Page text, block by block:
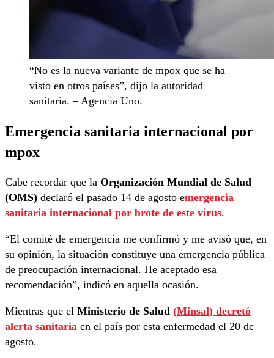
“No es la nueva variante de mpox que se ha
visto en otros países”, dijo la autoridad
sanitaria. – Agencia Uno.
Emergencia sanitaria internacional por
mpox
Cabe recordar que la Organización Mundial de Salud
(OMS) declaró el pasado 14 de agosto emergencia
sanitaria internacional por brote de este virus.
“El comité de emergencia me confirmó y me avisó que, en
su opinión, la situación constituye una emergencia pública
de preocupación internacional. He aceptado esa
recomendación”, indicó en aquella ocasión.
Mientras que el Ministerio de Salud (Minsal) decretó
alerta sanitaria en el país por esta enfermedad el 20 de
agosto.